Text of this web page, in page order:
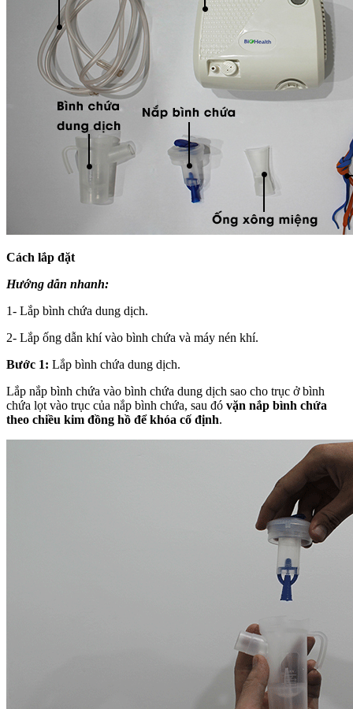
Cách lắp đặt
Hướng dẫn nhanh:
1- Lắp bình chứa dung dịch.
2- Lắp ống dẫn khí vào bình chứa và máy nén khí.
Bước 1: Lắp bình chứa dung dịch.
Lắp nắp bình chứa vào bình chứa dung dịch sao cho trục ở bình
chứa lọt vào trục của nắp bình chứa, sau đó vặn nắp bình chứa
theo chiều kim đồng hồ để khóa cố định.